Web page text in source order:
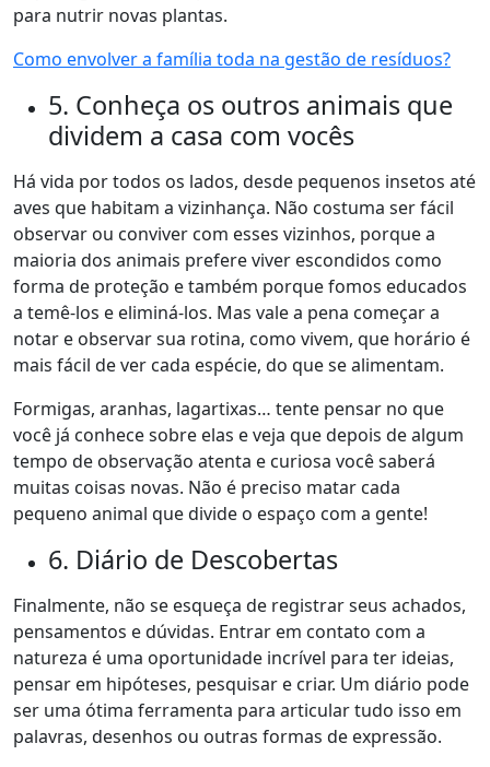
para nutrir novas plantas.
Como envolver a família toda na gestão de resíduos?
5. Conheça os outros animais que
dividem a casa com vocês
Há vida por todos os lados, desde pequenos insetos até
aves que habitam a vizinhança. Não costuma ser fácil
observar ou conviver com esses vizinhos, porque a
maioria dos animais prefere viver escondidos como
forma de proteção e também porque fomos educados
a temê-los e eliminá-los. Mas vale a pena começar a
notar e observar sua rotina, como vivem, que horário é
mais fácil de ver cada espécie, do que se alimentam.
Formigas, aranhas, lagartixas… tente pensar no que
você já conhece sobre elas e veja que depois de algum
tempo de observação atenta e curiosa você saberá
muitas coisas novas. Não é preciso matar cada
pequeno animal que divide o espaço com a gente!
6. Diário de Descobertas
Finalmente, não se esqueça de registrar seus achados,
pensamentos e dúvidas. Entrar em contato com a
natureza é uma oportunidade incrível para ter ideias,
pensar em hipóteses, pesquisar e criar. Um diário pode
ser uma ótima ferramenta para articular tudo isso em
palavras, desenhos ou outras formas de expressão.